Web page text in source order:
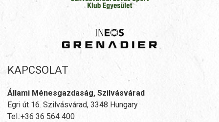
KAPCSOLAT
Állami Ménesgazdaság, Szilvásvárad
Egri út 16. Szilvásvárad, 3348 Hungary
Tel.:+36 36 564 400